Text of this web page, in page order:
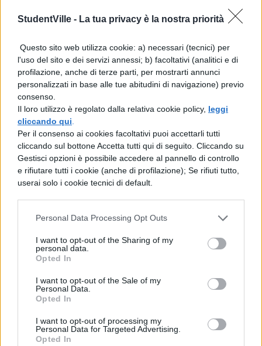
StudentVille - La tua privacy è la nostra priorità
Questo sito web utilizza cookie: a) necessari (tecnici) per
l'uso del sito e dei servizi annessi; b) facoltativi (analitici e di
profilazione, anche di terze parti, per mostrarti annunci
personalizzati in base alle tue abitudini di navigazione) previo
consenso.
Il loro utilizzo è regolato dalla relativa cookie policy, leggi
cliccando qui
Per il consenso ai cookies facoltativi puoi accettarli tutti
cliccando sul bottone Accetta tutti qui di seguito. Cliccando su
Gestisci opzioni è possibile accedere al pannello di controllo
e rifiutare tutti i cookie (anche di profilazione); Se rifiuti tutto,
userai solo i cookie tecnici di default.
Personal Data Processing Opt Outs
I want to opt-out of the Sharing of my
personal data.
Opted In
I want to opt-out of the Sale of my
Personal Data.
Opted In
I want to opt-out of processing my
Personal Data for Targeted Advertising.
Opted In
avuto l'impressione che tu ti fossi dato
civile.
Marco: - Mi inviti ad un lungo discorso,
Attico; ma tuttavia lo affronterò, a meno
che Quinto non preferisca che trattiamo
qualche altra questione; e, considerato che
non abbiamo altro da fare, ne parlerò.
Quinto: - Io ti ascolterò ben volentieri;
infatti che cosa potrei preferire di fare, o
come potrei trascorrere meglio questa
giornata?